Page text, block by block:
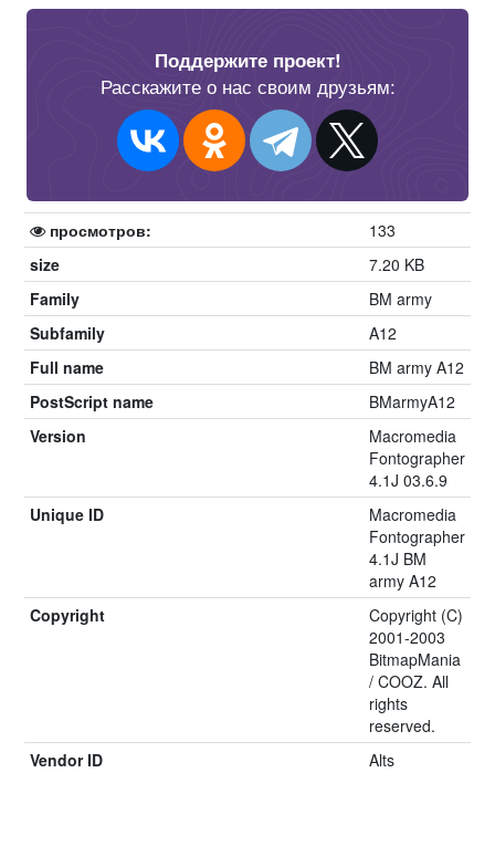
Поддержите проект!
Расскажите о нас своим друзьям:
просмотров:
133
size
7.20 KB
Family
BM army
Subfamily
A12
Full name
BM army A12
PostScript name
BMarmyA12
Version
Macromedia
Fontographer
4.1J 03.6.9
Unique ID
Macromedia
Fontographer
4.1J BM
army A12
Copyright
Copyright (C)
2001‐2003
BitmapMania
/ COOZ. All
rights
reserved.
Vendor ID
Alts